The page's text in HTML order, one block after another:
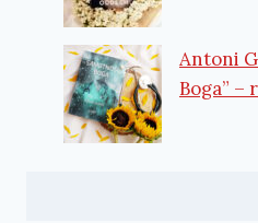
Antoni
Boga” –